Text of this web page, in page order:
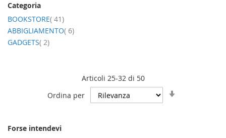
Articoli 25-32di 50
Ordina per
Forse intendevi
Categoria
BOOKSTORE 41elemento
ABBIGLIAMENTO 6elemento
GADGETS 2elemento